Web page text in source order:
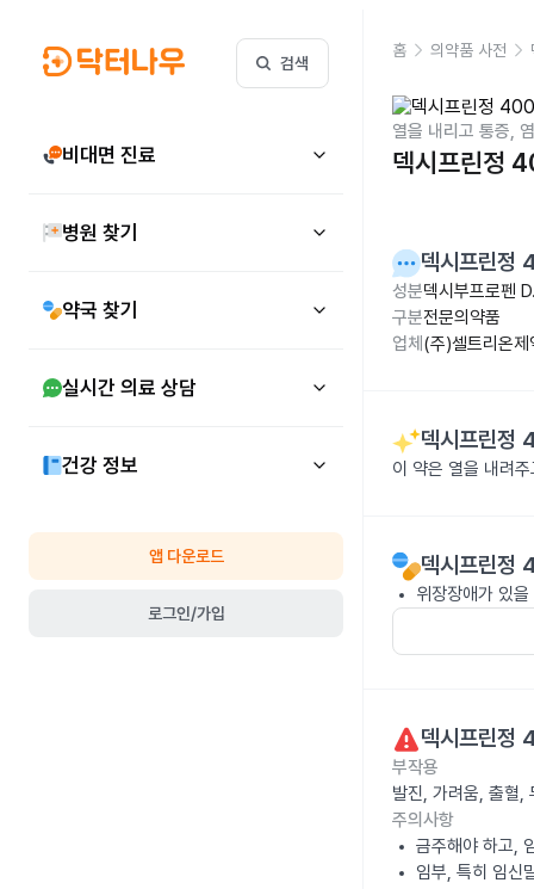
검색
비대면 진료
병원 찾기
약국 찾기
실시간 의료 상담
건강 정보
앱 다운로드
로그인/가입
홈 의약품 사전
열을 내리고 통증,
덱시프린정
덱시프린
성분덱시부프로펜
구분전문의약품
업체 (주)셀트리온제
덱시프린
이 약은 열을 내려
덱시프린
위장장애가 있
덱시프린
부작용
발진, 가려움, 출혈,
주의사항
금주해야 하고,
임부, 특히 임신